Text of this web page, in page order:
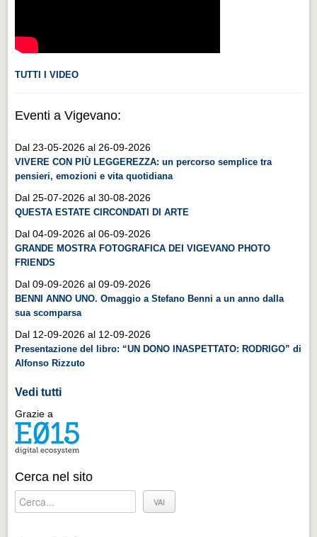
TUTTI I VIDEO
Eventi a Vigevano:
Dal 23-05-2026 al 26-09-2026
VIVERE CON PIÙ LEGGEREZZA: un percorso semplice tra
pensieri, emozioni e vita quotidiana
Dal 25-07-2026 al 30-08-2026
QUESTA ESTATE CIRCONDATI DI ARTE
Dal 04-09-2026 al 06-09-2026
GRANDE MOSTRA FOTOGRAFICA DEI VIGEVANO PHOTO
FRIENDS
Dal 09-09-2026 al 09-09-2026
BENNI ANNO UNO. Omaggio a Stefano Benni a un anno dalla
sua scomparsa
Dal 12-09-2026 al 12-09-2026
Presentazione del libro: “UN DONO INASPETTATO: RODRIGO” di
Alfonso Rizzuto
Vedi tutti
Grazie a
Cerca nel sito